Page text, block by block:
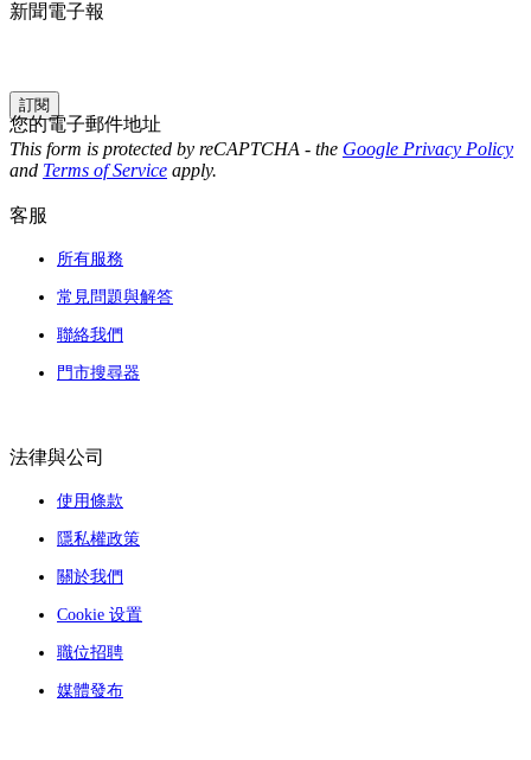
新聞電子報
您的電子郵件地址
訂閱
This form is protected by reCAPTCHA - the Google Privacy Policy
and Terms of Service apply.
客服
所有服務
常見問題與解答
聯絡我們
門市搜尋器
法律與公司
使用條款
隱私權政策
關於我們
Cookie 设置
職位招聘
媒體發布